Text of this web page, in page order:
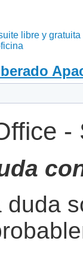
libre y gratuita
-